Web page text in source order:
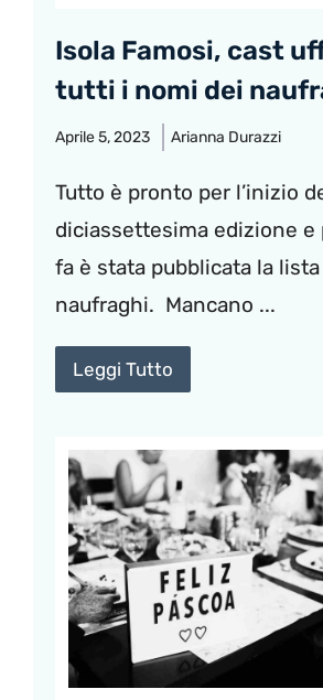
Isola Famosi, cast
tutti i nomi dei
Aprile 5, 2023 Arianna Durazzi
Tutto è pronto per l’inizio
diciassettesima edizione e
fa è stata pubblicata la
naufraghi. Mancano ...
Leggi Tutto